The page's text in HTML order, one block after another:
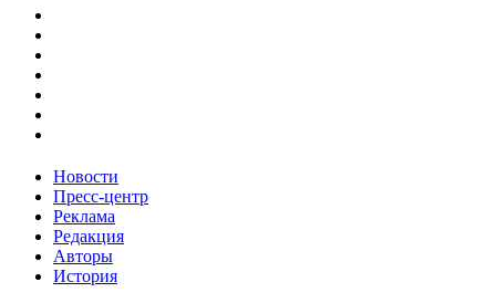
Новости
Пресс-центр
Реклама
Редакция
Авторы
История